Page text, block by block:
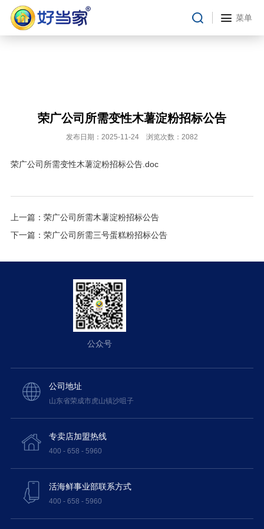
菜单
合作条件
定期报告
财务摘要
荣广公司所需变性木薯淀粉招标公告
发布日期：2025-11-24 浏览次数：2082
荣广公司所需变性木薯淀粉招标公告.doc
上一篇： 荣广公司所需木薯淀粉招标公告
下一篇： 荣广公司所需三号蛋糕粉招标公告
公众号
公司地址
山东省荣成市虎山镇沙咀子
专卖店加盟热线
400 - 658 - 5960
活海鲜事业部联系方式
400 - 658 - 5960